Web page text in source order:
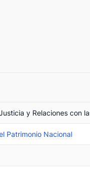
y Relaciones con
Patrimonio Nacional